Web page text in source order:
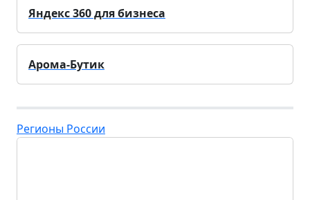
Яндекс 360 для бизнеса
Арома-Бутик
Регионы России